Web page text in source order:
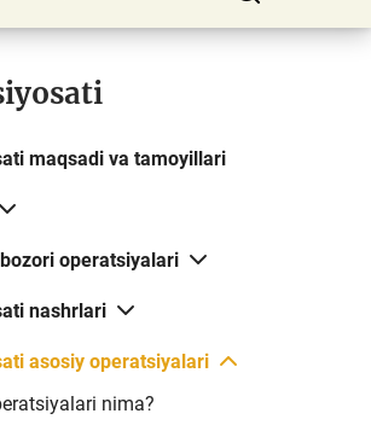
maqsadi va tamoyillari
operatsiyalari
nashrlari
asosiy operatsiyalari
nima?